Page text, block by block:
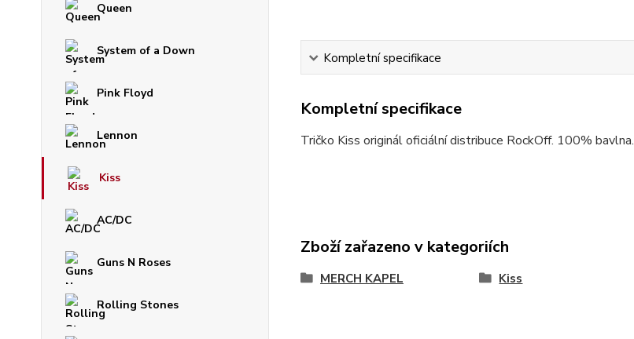
Queen
System of a Down
Pink Floyd
Lennon
Kiss
AC/DC
Guns N Roses
Rolling Stones
Kompletní specifikace
Kompletní specifikace
Tričko Kiss originál oficiální distribuce RockOff. 100% bavlna.
Zboží zařazeno v kategoriích
MERCH KAPEL Kiss